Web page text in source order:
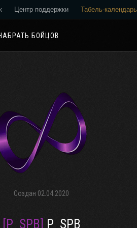
Центр поддержки Табель-календарь
БОЙЦОВ
Создан 02.04.2020
[P_SPB] P_SPB